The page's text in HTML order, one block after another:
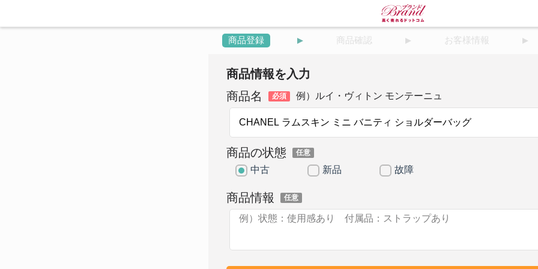
商品登録 商品確認 お客様情報
商品情報を入力
商品名
必須 例）ルイ・ヴィトン モンテーニュ
商品の状態 任意
中古 新品 故障
商品情報 任意